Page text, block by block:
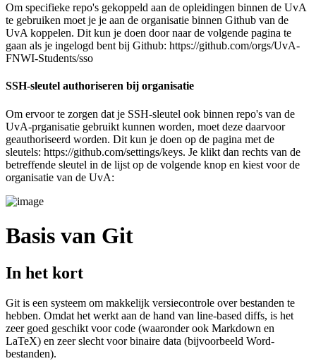
Om specifieke repo's gekoppeld aan de opleidingen binnen de UvA
te gebruiken moet je je aan de organisatie binnen Github van de
UvA koppelen. Dit kun je doen door naar de volgende pagina te
gaan als je ingelogd bent bij Github: https://github.com/orgs/UvA-
FNWI-Students/sso
SSH-sleutel authoriseren bij organisatie
Om ervoor te zorgen dat je SSH-sleutel ook binnen repo's van de
UvA-prganisatie gebruikt kunnen worden, moet deze daarvoor
geauthoriseerd worden. Dit kun je doen op de pagina met de
sleutels: https://github.com/settings/keys. Je klikt dan rechts van de
betreffende sleutel in de lijst op de volgende knop en kiest voor de
organisatie van de UvA:
Basis van Git
In het kort
Git is een systeem om makkelijk versiecontrole over bestanden te
hebben. Omdat het werkt aan de hand van line-based diffs, is het
zeer goed geschikt voor code (waaronder ook Markdown en
LaTeX) en zeer slecht voor binaire data (bijvoorbeeld Word-
bestanden).